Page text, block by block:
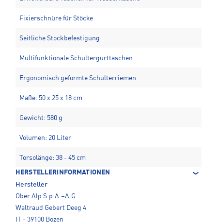
Fixierschnüre für Stöcke
Seitliche Stockbefestigung
Multifunktionale Schultergurttaschen
Ergonomisch geformte Schulterriemen
Maße: 50 x 25 x 18 cm
Gewicht: 580 g
Volumen: 20 Liter
Torsolänge: 38 - 45 cm
HERSTELLERINFORMATIONEN
Hersteller
Ober Alp S.p.A.–A.G.
Waltraud Gebert Deeg 4
IT - 39100 Bozen